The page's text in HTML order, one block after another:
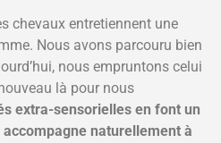
chevaux entretiennent une
Nous avons parcouru bien
nous empruntons celui
là pour nous
extra-sensorielles en font un
accompagne naturellement à